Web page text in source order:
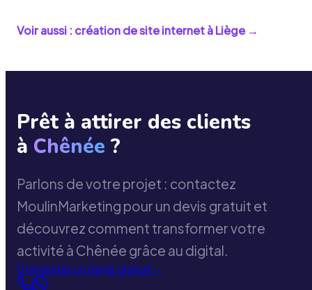
Voir aussi : création de site internet àLiège→
Prêt à attirer des clients
à Chênée ?
Parlons de votre projet : contactez
MoulinMarketing pour un devis gratuit et
découvrez comment transformer votre
activité à Chênée grâce au digital.
Demander un devis gratuit→